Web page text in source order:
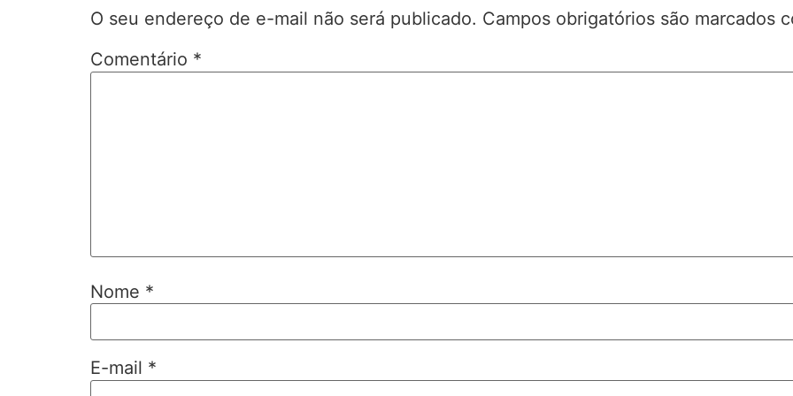
O seu endereço de e-mail não será publicado. Campos obrigatórios são marcados
Comentário *
Nome *
E-mail *